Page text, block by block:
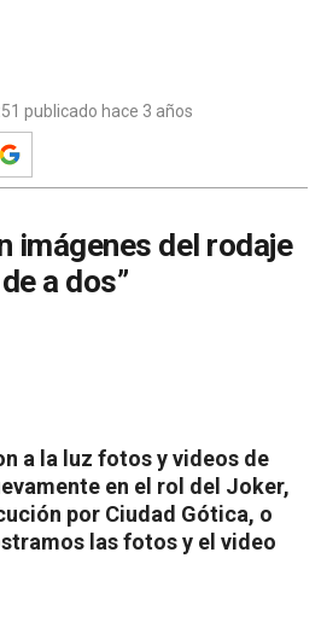
publicado hace 3 años
imágenes del rodaje
a dos”
a la luz fotos y videos de
en el rol del Joker,
por Ciudad Gótica, o
las fotos y el video